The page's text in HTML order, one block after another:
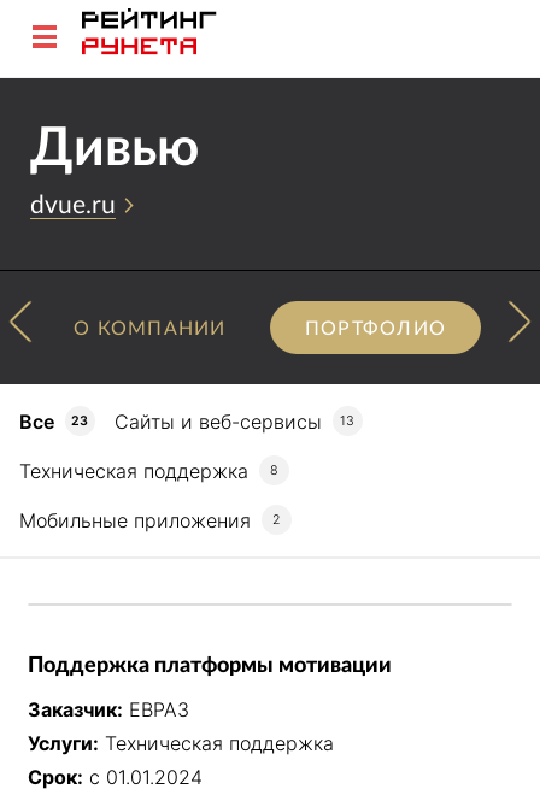
Дивью
dvue.ru
О КОМПАНИИ ПОРТФОЛИО
Все 23 Сайты и веб-сервисы 13
Техническая поддержка 8
Мобильные приложения 2
Поддержка платформы мотивации
Заказчик: ЕВРАЗ
Услуги: Техническая поддержка
Срок: с 01.01.2024